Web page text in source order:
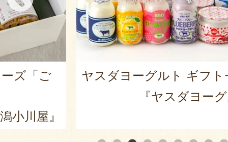
ズ「ご
小川屋』
ヤスダヨーグルト ギフト
『ヤスダヨー